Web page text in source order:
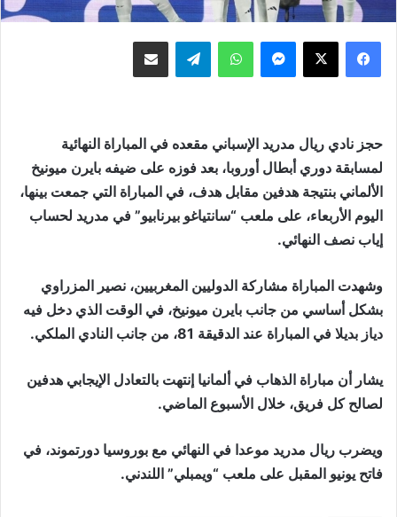
واتساب تيلقرام
حجز نادي ريال مدريد الإسباني مقعده في المباراة النهائية
لمسابقة دوري أبطال أوروبا، بعد فوزه على ضيفه بايرن ميونيخ
الألماني بنتيجة هدفين مقابل هدف، في المباراة التي جمعت بينها،
اليوم الأربعاء، على ملعب “سانتياغو بيرنابيو” في مدريد لحساب
إياب نصف النهائي.
وشهدت المباراة مشاركة الدوليين المغربيين، نصير المزراوي
بشكل أساسي من جانب بايرن ميونيخ، في الوقت الذي دخل فيه
دياز بديلا في المباراة عند الدقيقة 81، من جانب النادي الملكي.
يشار أن مباراة الذهاب في ألمانيا إنتهت بالتعادل الإيجابي هدفين
لصالح كل فريق، خلال الأسبوع الماضي.
ويضرب ريال مدريد موعدا في النهائي مع بوروسيا دورتموند، في
فاتح يونيو المقبل على ملعب “ويمبلي” اللندني.